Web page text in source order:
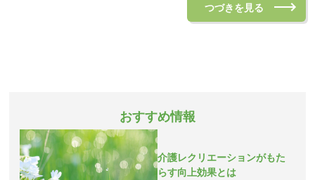
つづきを見る
おすすめ情報
介護レクリエーションがもた
らす向上効果とは